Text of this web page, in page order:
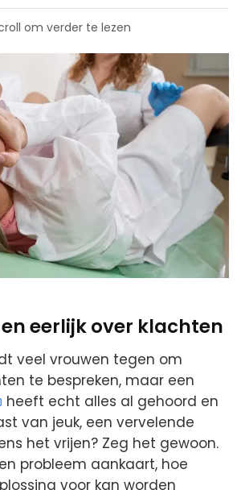
om verder te lezen
eerlijk over klachten
veel vrouwen tegen om
te bespreken, maar een
heeft echt alles al gehoord en
van jeuk, een vervelende
het vrijen? Zeg het gewoon.
probleem aankaart, hoe
voor kan worden